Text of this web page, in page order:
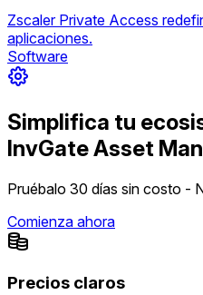
Zscaler Private Access
aplicaciones.
Software
Simplifica tu
InvGate Asset
Pruébalo 30 días sin costo -
Comienza ahora
Precios claros